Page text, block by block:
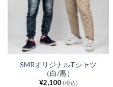
SMRオリジナルTシャツ
（白/黒）
¥2,100 (税込)